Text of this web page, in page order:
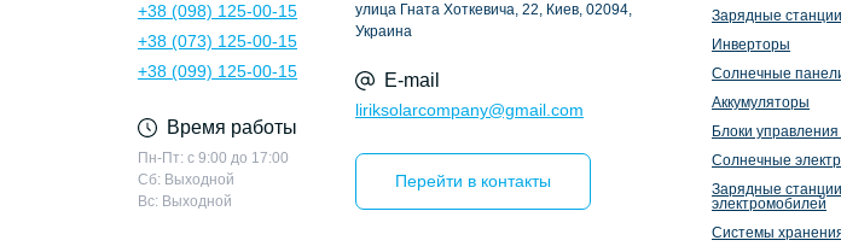
+38 (098) 125-00-15
+38 (073) 125-00-15
+38 (099) 125-00-15
Время работы
Пн-Пт: с 9:00 до 17:00
Сб: Выходной
Вс: Выходной
улица Гната Хоткевича, 22, Киев, 02094,
Украина
E-mail
liriksolarcompany@gmail.com
Перейти в контакты
Зарядные станции
Инверторы
Солнечные
Аккумуляторы
Блоки
Солнечные
Зарядные
электромобилей
Системы